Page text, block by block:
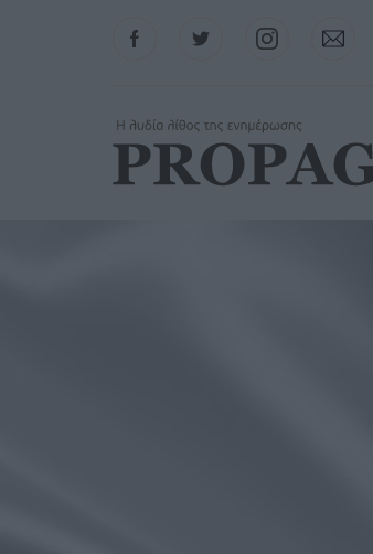
FacebookTwitter InstagramContact